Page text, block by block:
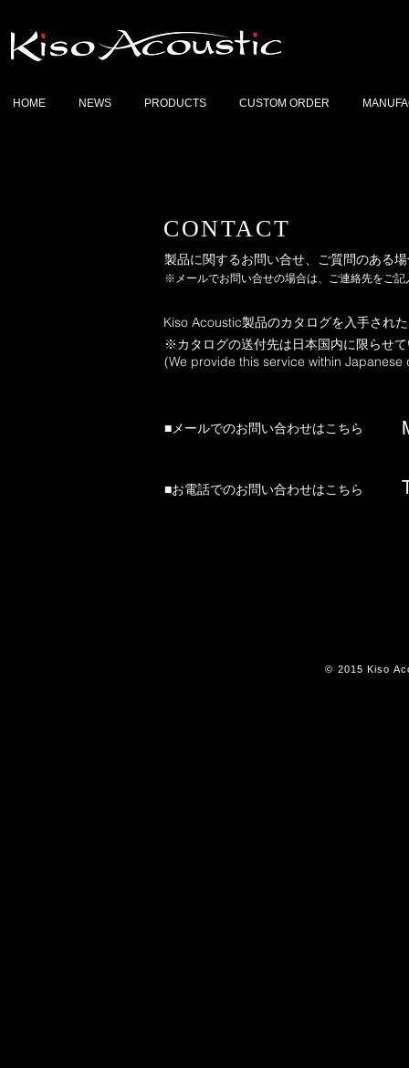
HOME NEWS PRODUCTS CUSTOM ORDER
CONTACT
製品に関するお問い合せ、ご質問のある
※メールでお問い合せの場合は、ご連絡先をご記
Kiso Acoustic製品のカタログを入手され
※カタログの送付先は日本国内に限らせ
(We provide this service within Japanese
■メールでのお問い合わせはこちら
■お電話でのお問い合わせはこちら
© 2015 Kiso